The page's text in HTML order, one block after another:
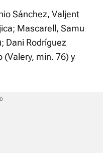
Sánchez, Valjent
Mascarell, Samu
Dani Rodríguez
(Valery, min. 76) y